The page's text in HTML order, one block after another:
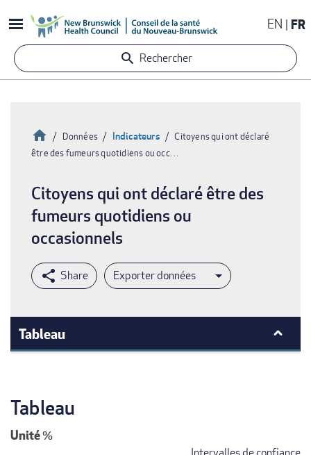
au
contenu
principal
EN FR
Rechercher
d'Ariane
Accueil
Données Indicateurs
Citoyens qui ont déclaré
être des fumeurs quotidiens ou occ…
Citoyens qui ont déclaré être des
fumeurs quotidiens ou
occasionnels
Exporter données
Tableau
Tableau
Unité%